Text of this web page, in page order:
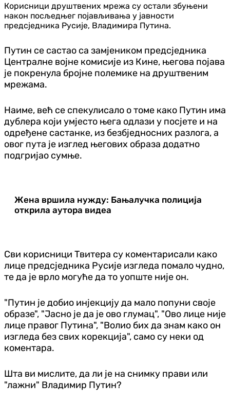
Корисници друштвених мрежа су остали збуњени
након посљедњег појављивања у јавности
предсједника Русије, Владимира Путина.
Путин се састао са замјеником предсједника
Централне војне комисије из Кине, његова појава
је покренула бројне полемике на друштвеним
мрежама.
Наиме, већ се спекулисало о томе како Путин има
дублера који умјесто њега одлази у посјете и на
одређене састанке, из безбједносних разлога, а
овог пута је изглед његових образа додатно
подгријао сумње.
Жена вршила нужду: Бањалучка полиција
открила аутора видеа
Сви корисници Твитера су коментарисали како
лице предсједника Русије изгледа помало чудно,
те да је врло могуће да то уопште није он.
"Путин је добио ин‌јекцију да мало попуни своје
образе", "Јасно је да је ово глумац", "Ово лице није
лице правог Путина", "Волио бих да знам како он
изгледа без свих корекција", само су неки од
коментара.
Шта ви мислите, да ли је на снимку прави или
"лажни" Владимир Путин?